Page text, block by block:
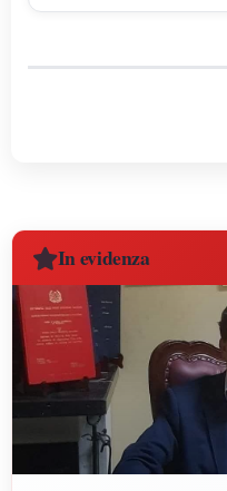
costante espansione.
In evidenza